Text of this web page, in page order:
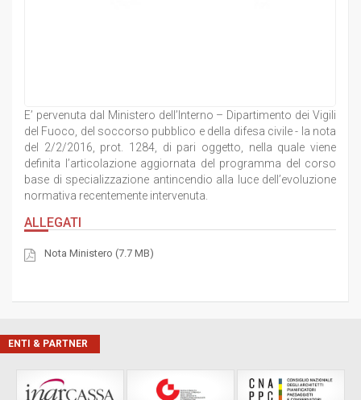
E’ pervenuta dal Ministero dell’Interno – Dipartimento dei Vigili
del Fuoco, del soccorso pubblico e della difesa civile - la nota
del 2/2/2016, prot. 1284, di pari oggetto, nella quale viene
definita l’articolazione aggiornata del programma del corso
base di specializzazione antincendio alla luce dell’evoluzione
normativa recentemente intervenuta.
ALLEGATI
Nota Ministero (7.7 MB)
ENTI & PARTNER